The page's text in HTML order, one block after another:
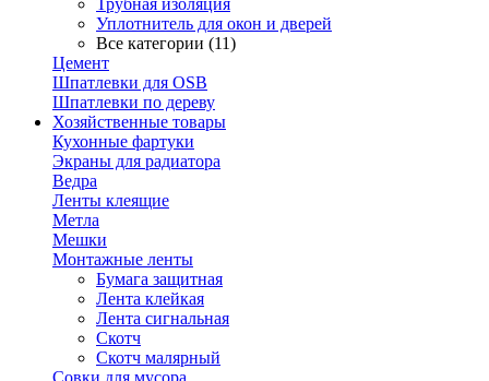
Трубная изоляция
Уплотнитель для окон и дверей
Все категории (11)
Цемент
Шпатлевки для OSB
Шпатлевки по дереву
Хозяйственные товары
Кухонные фартуки
Экраны для радиатора
Ведра
Ленты клеящие
Метла
Мешки
Монтажные ленты
Бумага защитная
Лента клейкая
Лента сигнальная
Скотч
Скотч малярный
Совки для мусора